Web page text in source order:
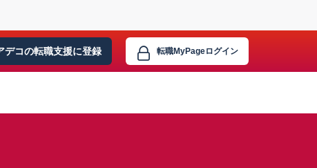
デコの転職支援に登録 転職MyPageログイン